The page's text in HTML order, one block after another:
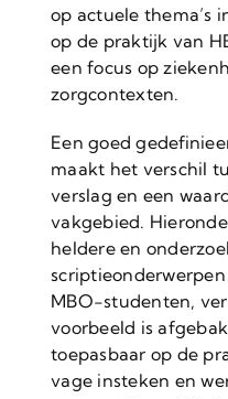
op actuele thema’s
op de praktijk van
een focus op
zorgcontexten.
Een goed
maakt het verschil
verslag en een
vakgebied.
heldere en
MBO-studenten,
voorbeeld is
toepasbaar op de
vage insteken en